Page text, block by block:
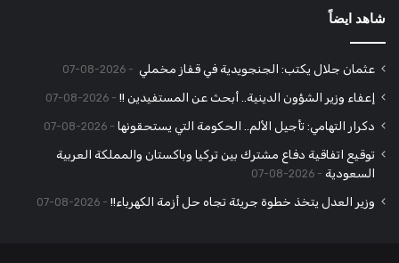
شاهد ايضاً
عثمان جلال يكتب: الجنجويدية في قفاز مخملي 2026-08-07
إعفاء وزير الشؤون الدينية.. أبحث عن المستفيدين !! 2026-08-07
دكرار التهامي: تأجيل الألم.. الحكومة التي يستحقونها 2026-08-07
توقيع اتفاقية دفاع مشترك بين تركيا وباكستان والمملكة العربية
السعودية
2026-08-07
وزير العدل يتخذ خطوة جريئة تجاه حل أزمة الكهرباء!! 2026-08-07